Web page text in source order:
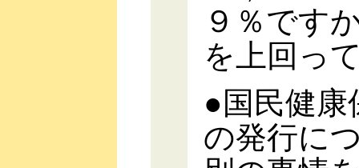
９％です
を上回っ
●国民健康
の発行に